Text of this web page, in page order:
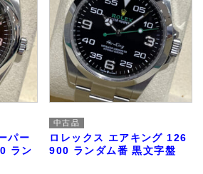
パー
ラン
中古品
ロレックス エアキング 126
900 ランダム番 黒文字盤